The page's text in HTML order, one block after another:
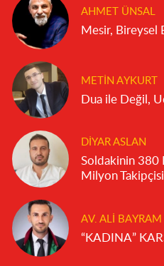
AHMET ÜNSAL
Mesir, Bireysel
METIN AYKURT
Dua ile Değil,
DIYAR ASLAN
Soldakinin 380
Milyon
AV. ALI BAYRAM
“KADINA”